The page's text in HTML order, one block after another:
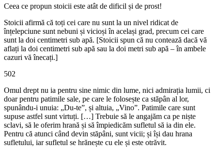
Ceea ce propun stoicii este atât de dificil și de prost!
Stoicii afirmă că toți cei care nu sunt la un nivel ridicat de
înțelepciune sunt nebuni și vicioși în același grad, precum cei care
sunt la doi centimetri sub apă. [Stoicii spun că nu contează dacă vă
aflați la doi centimetri sub apă sau la doi metri sub apă – în ambele
cazuri vă înecați.]
502
Omul drept nu ia pentru sine nimic din lume, nici admirația lumii, ci
doar pentru patimile sale, pe care le folosește ca stăpân al lor,
spunându-i unuia: „Du-te”, și altuia, „Vino”. Patimile care sunt
supuse astfel sunt virtuți. […] Trebuie să le angajăm ca pe niște
sclavi, să le oferim hrană și să împiedicăm sufletul să ia din ele.
Pentru că atunci când devin stăpâni, sunt vicii; și își dau hrana
sufletului, iar sufletul se hrănește cu ele și este otrăvit.